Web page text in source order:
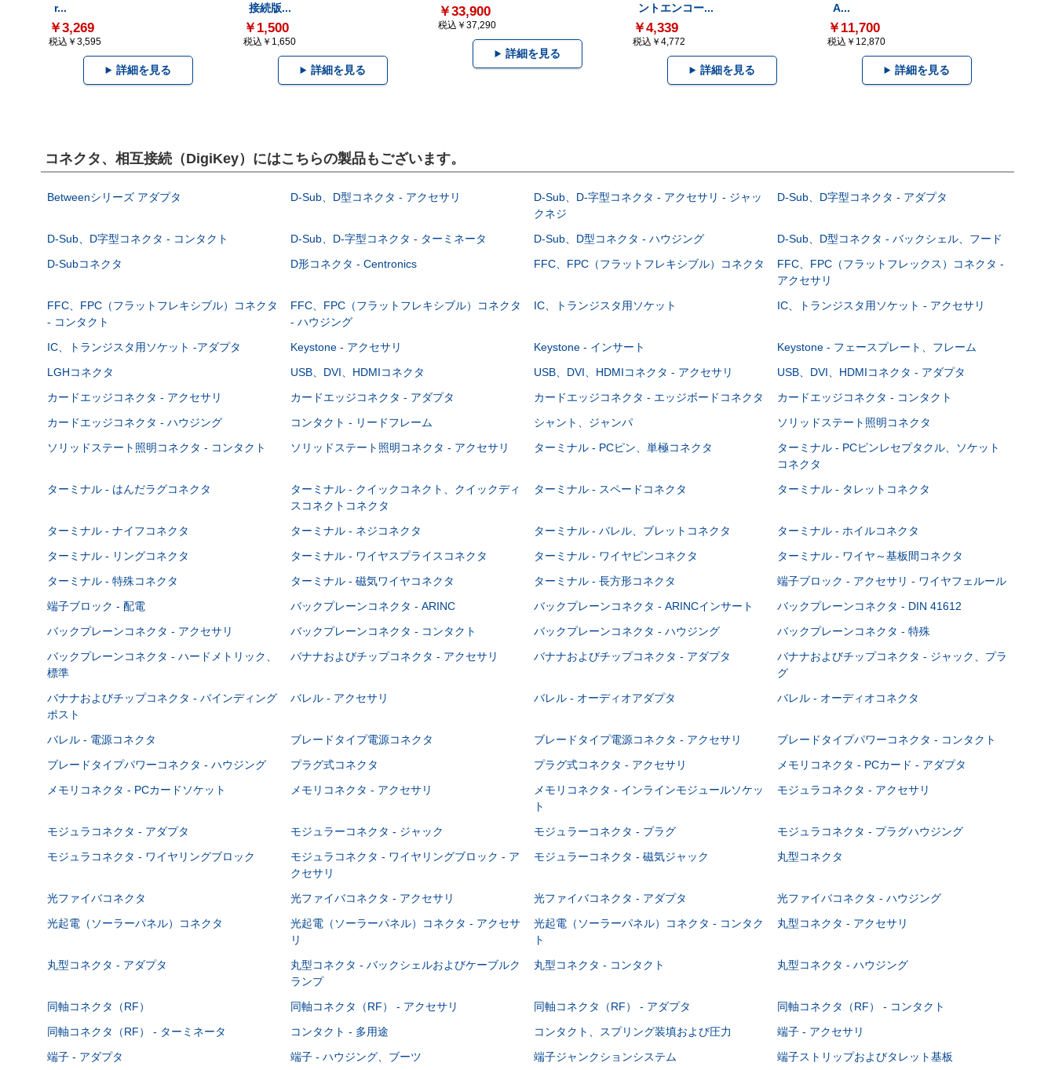
r...
￥3,269
税込￥3,595
詳細を見る
接続版...
￥1,500
税込￥1,650
詳細を見る
￥33,900
税込￥37,290
詳細を見る
ントエンコー...
￥4,339
税込￥4,772
詳細を見る
A...
￥11,700
税込￥12,870
詳細を見る
コネクタ、相互接続（DigiKey）にはこちらの製品もございます。
Betweenシリーズ アダプタ D-Sub、D型コネクタ - アクセサリ
D-Sub、D-字型コネクタ - アクセサリ - ジャッ
クネジ
D-Sub、D字型コネクタ - アダプタ
D-Sub、D字型コネクタ - コンタクト D-Sub、D-字型コネクタ - ターミネータ D-Sub、D型コネクタ - ハウジング
D-Sub、D型コネクタ - バックシェル、フード
D-Subコネクタ
D形コネクタ - Centronics FFC、FPC（フラットフレキシブル）コネクタ
FFC、FPC（フラットフレックス）コネクタ -
アクセサリ
FFC、FPC（フラットフレキシブル）コネクタ
- コンタクト
FFC、FPC（フラットフレキシブル）コネクタ
- ハウジング
IC、トランジスタ用ソケット IC、トランジスタ用ソケット - アクセサリ
IC、トランジスタ用ソケット -アダプタ Keystone - アクセサリ Keystone - インサート
Keystone - フェースプレート、フレーム
LGHコネクタ
USB、DVI、HDMIコネクタ USB、DVI、HDMIコネクタ - アクセサリ
USB、DVI、HDMIコネクタ - アダプタ
カードエッジコネクタ - アクセサリ
カードエッジコネクタ - アダプタ カードエッジコネクタ - エッジボードコネクタ
カードエッジコネクタ - コンタクト
カードエッジコネクタ - ハウジング
コンタクト - リードフレーム シャント、ジャンパ
ソリッドステート照明コネクタ
ソリッドステート照明コネクタ - コンタクト
ソリッドステート照明コネクタ - アクセサリ ターミナル - PCピン、単極コネクタ
ターミナル - PCピンレセプタクル、ソケット
コネクタ
ターミナル - はんだラグコネクタ
ターミナル - クイックコネクト、クイックディ
スコネクトコネクタ
ターミナル - スペードコネクタ ターミナル - タレットコネクタ
ターミナル - ナイフコネクタ ターミナル - ネジコネクタ ターミナル - バレル、ブレットコネクタ
ターミナル - ホイルコネクタ
ターミナル - リングコネクタ
ターミナル - ワイヤスプライスコネクタ ターミナル - ワイヤピンコネクタ
ターミナル - ワイヤ～基板間コネクタ
ターミナル - 特殊コネクタ
ターミナル - 磁気ワイヤコネクタ ターミナル - 長方形コネクタ
端子ブロック - アクセサリ - ワイヤフェルール
端子ブロック - 配電
バックプレーンコネクタ - ARINC バックプレーンコネクタ - ARINCインサート
バックプレーンコネクタ - DIN 41612
バックプレーンコネクタ - アクセサリ
バックプレーンコネクタ - コンタクト バックプレーンコネクタ - ハウジング
バックプレーンコネクタ - 特殊
バックプレーンコネクタ - ハードメトリック、
標準
バナナおよびチップコネクタ - アクセサリ バナナおよびチップコネクタ - アダプタ
バナナおよびチップコネクタ - ジャック、プラ
グ
バナナおよびチップコネクタ - バインディング
ポスト
バレル - アクセサリ バレル - オーディオアダプタ バレル - オーディオコネクタ
バレル - 電源コネクタ ブレードタイプ電源コネクタ ブレードタイプ電源コネクタ - アクセサリ
ブレードタイプパワーコネクタ - コンタクト
ブレードタイプパワーコネクタ - ハウジング
プラグ式コネクタ プラグ式コネクタ - アクセサリ
メモリコネクタ - PCカード - アダプタ
メモリコネクタ - PCカードソケット
メモリコネクタ - アクセサリ
メモリコネクタ - インラインモジュールソケッ
ト
モジュラコネクタ - アクセサリ
モジュラコネクタ - アダプタ モジュラーコネクタ - ジャック モジュラーコネクタ - プラグ
モジュラコネクタ - プラグハウジング
モジュラコネクタ - ワイヤリングブロック
モジュラコネクタ - ワイヤリングブロック - ア
クセサリ
モジュラーコネクタ - 磁気ジャック 丸型コネクタ
光ファイバコネクタ 光ファイバコネクタ - アクセサリ 光ファイバコネクタ - アダプタ
光ファイバコネクタ - ハウジング
光起電（ソーラーパネル）コネクタ
光起電（ソーラーパネル）コネクタ - アクセサ
リ
光起電（ソーラーパネル）コネクタ - コンタク
ト
丸型コネクタ - アクセサリ
丸型コネクタ - アダプタ
丸型コネクタ - バックシェルおよびケーブルク
ランプ
丸型コネクタ - コンタクト 丸型コネクタ - ハウジング
同軸コネクタ（RF） 同軸コネクタ（RF） - アクセサリ 同軸コネクタ（RF） - アダプタ
同軸コネクタ（RF） - コンタクト
同軸コネクタ（RF） - ターミネータ
コンタクト - 多用途 コンタクト、スプリング装填および圧力
端子 - アクセサリ
端子 - アダプタ
端子 - ハウジング、ブーツ 端子ジャンクションシステム 端子ストリップおよびタレット基板